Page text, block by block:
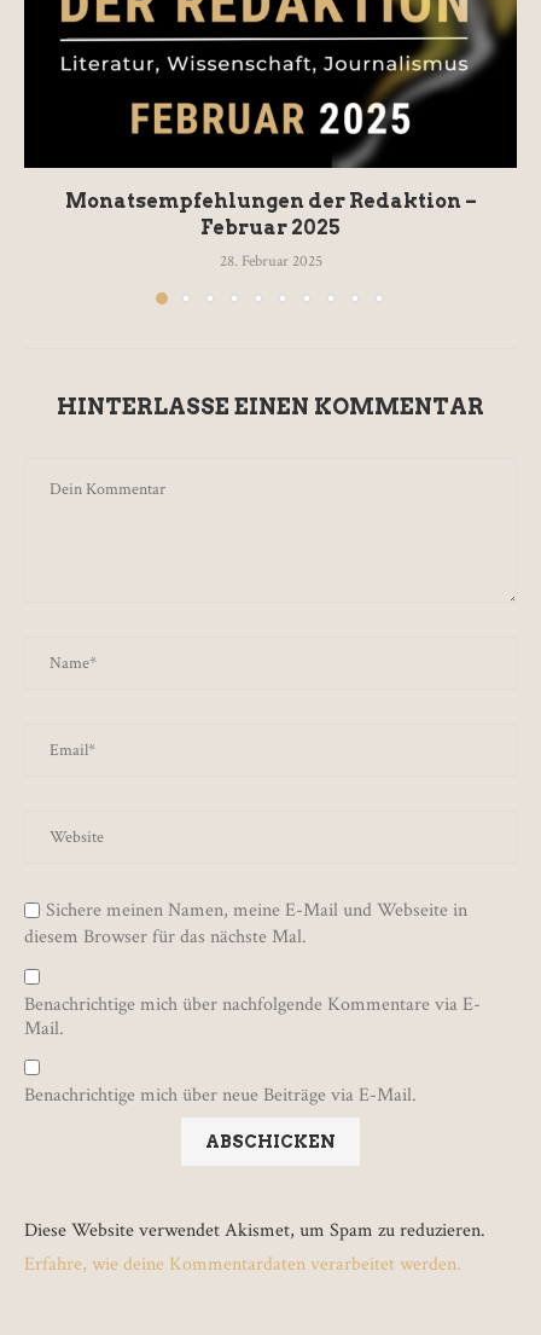
Monatsempfehlungen der Redaktion –
Februar 2025
28. Februar 2025
HINTERLASSE EINEN KOMMENTAR
Sichere meinen Namen, meine E-Mail und Webseite in
diesem Browser für das nächste Mal.
Benachrichtige mich über nachfolgende Kommentare via E-
Mail.
Benachrichtige mich über neue Beiträge via E-Mail.
Diese Website verwendet Akismet, um Spam zu reduzieren.
Erfahre, wie deine Kommentardaten verarbeitet werden.